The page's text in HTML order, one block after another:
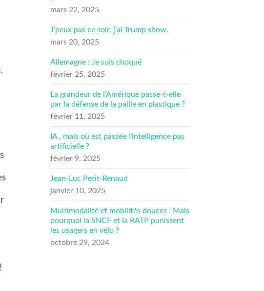
mars 22, 2025
J’peux pas ce soir, j’ai Trump show.
mars 20, 2025
Allemagne : Je suis choqué
février 25, 2025
La grandeur de l’Amérique passe-t-elle
par la défense de la paille en plastique ?
février 11, 2025
IA , mais où est passée l’intelligence pas
artificielle ?
février 9, 2025
Jean-Luc Petit-Renaud
janvier 10, 2025
Multimodalité et mobilités douces : Mais
pourquoi la SNCF et la RATP punissent
les usagers en vélo ?
octobre 29, 2024